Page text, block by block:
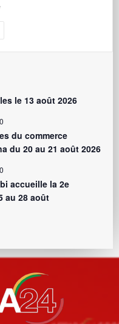
le 13 août 2026
du commerce
du 20 au 21 août 2026
accueille la 2e
au 28 août